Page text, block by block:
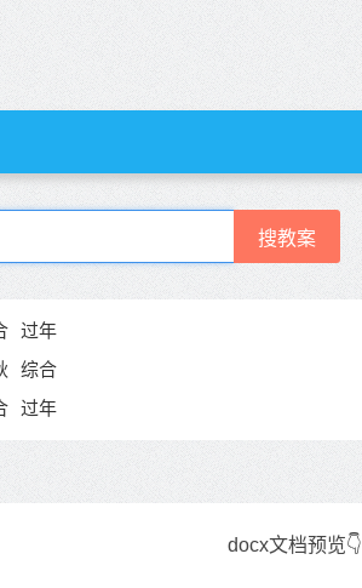
搜教案
过年
综合
过年
docx文档预览👇